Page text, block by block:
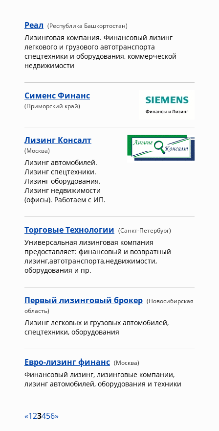
Реал (Республика Башкортостан)
Лизинговая компания. Финансовый лизинг
легкового и грузового автотранспорта
спецтехники и оборудования, коммерческой
недвижимости
Сименс Финанс
(Приморский край)
Лизинг Консалт
(Москва)
Лизинг автомобилей.
Лизинг спецтехники.
Лизинг оборудования.
Лизинг недвижимости
(офисы). Работаем с ИП.
Торговые Технологии (Санкт-Петербург)
Универсальная лизинговая компания
предоставляет: финансовый и возвратный
лизинг,автотранспорта,недвижимости,
оборудования и пр.
Первый лизинговый брокер (Новосибирская
область)
Лизинг легковых и грузовых автомобилей,
спецтехники, оборудования
Евро-лизинг финанс (Москва)
Финансовый лизинг, лизинговые компании,
лизинг автомобилей, оборудования и техники
«123456»